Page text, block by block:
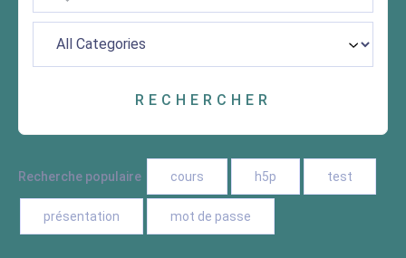
Recherche populaire cours h5p test
présentation mot de passe